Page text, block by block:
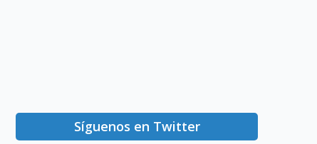
Síguenos en Twitter